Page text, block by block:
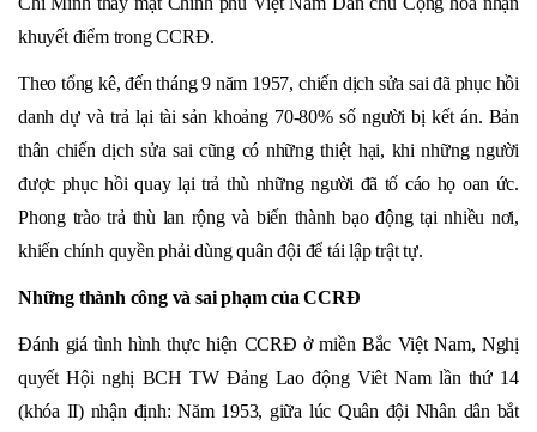
khuyết điểm trong CCRĐ.
Theo tổng kê, đến tháng 9 năm 1957, chiến dịch sửa sai đã phục hồi
danh dự và trả lại tài sản khoảng 70-80% số người bị kết án. Bản
thân chiến dịch sửa sai cũng có những thiệt hại, khi những người
được phục hồi quay lại trả thù những người đã tố cáo họ oan ức.
Phong trào trả thù lan rộng và biến thành bạo động tại nhiều nơi,
khiến chính quyền phải dùng quân đội để tái lập trật tự.
Những thành công và sai phạm của CCRĐ
Đánh giá tình hình thực hiện CCRĐ ở miền Bắc Việt Nam, Nghị
quyết Hội nghị BCH TW Đảng Lao động Viêt Nam lần thứ 14
(khóa II) nhận định: Năm 1953, giữa lúc Quân đội Nhân dân bắt